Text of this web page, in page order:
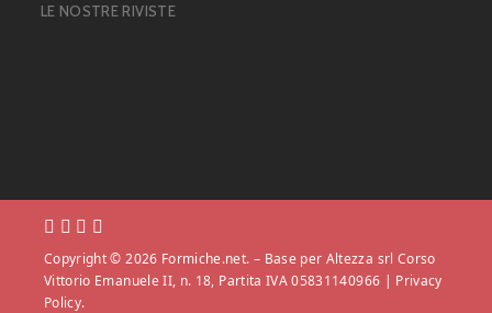
LE NOSTRE RIVISTE
Copyright © 2026 Formiche.net. – Base per Altezza srl Corso
Vittorio Emanuele II, n. 18, Partita IVA 05831140966 | Privacy
Policy.